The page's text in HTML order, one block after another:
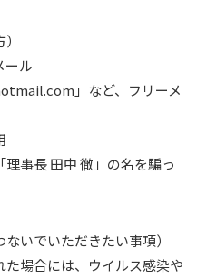
ール
」など、フリーメ
事長 田中 徹」の名を騙っ
いでいただきたい事項）
場合には、ウイルス感染や